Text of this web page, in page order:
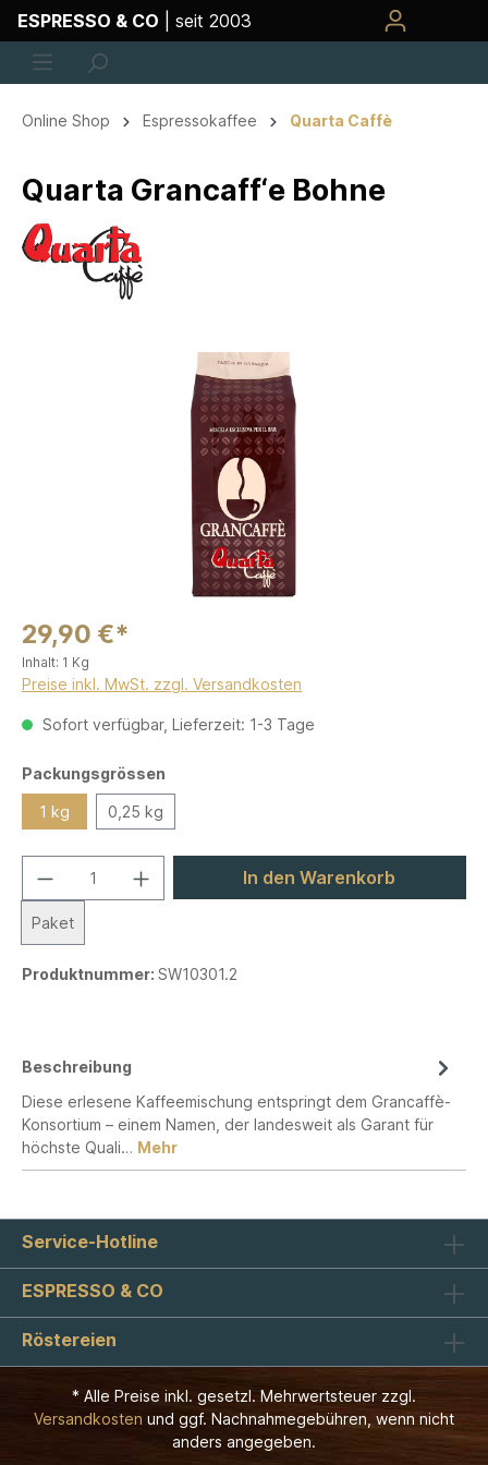
ESPRESSO & CO | seit 2003
Online Shop Espressokaffee Quarta Caffè
Quarta Grancaff‘e Bohne
29,90 €*
Inhalt: 1 Kg
Preise inkl. MwSt. zzgl. Versandkosten
Sofort verfügbar, Lieferzeit: 1-3 Tage
Packungsgrössen
1 kg 0,25 kg
Paket
In den Warenkorb
Produktnummer: SW10301.2
Beschreibung
Diese erlesene Kaffeemischung entspringt dem Grancaffè-
Konsortium – einem Namen, der landesweit als Garant für
höchste Quali… Mehr
Service-Hotline
ESPRESSO & CO
Röstereien
* Alle Preise inkl. gesetzl. Mehrwertsteuer zzgl.
Versandkosten und ggf. Nachnahmegebühren, wenn nicht
anders angegeben.